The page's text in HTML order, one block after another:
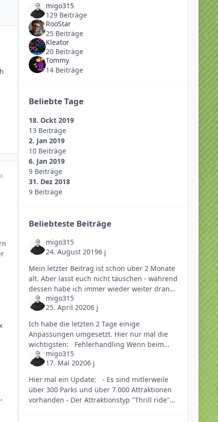
migo315
129 Beiträge
RooStar
25 Beiträge
Kleator
20 Beiträge
Tommy
14 Beiträge
Beliebte Tage
18. Ockt 2019
13 Beiträge
2. Jan 2019
10 Beiträge
6. Jan 2019
9 Beiträge
31. Dez 2018
9 Beiträge
Beliebteste Beiträge
migo315
24. August 20196 j
Mein letzter Beitrag ist schon über 2 Monate
alt. Aber lasst euch nicht täuschen - während
dessen habe ich immer wieder weiter dran
gearbeitet. ? Hier mal die größten
Änderungen seit meinem
migo315
25. April 20206 j
Ich habe die letzten 2 Tage einige
Anpassungen umgesetzt. Hier nur mal die
wichtigsten: Fehlerhandling Wenn beim
Speichern ein Fehler passierte, hat sich
einfach nichts getan. Es wurd
migo315
17. Mai 20206 j
Hier mal ein Update: - Es sind mitlerweile
über 300 Parks und über 7.000 Attraktionen
vorhanden - Der Attraktionstyp "Thrill ride"